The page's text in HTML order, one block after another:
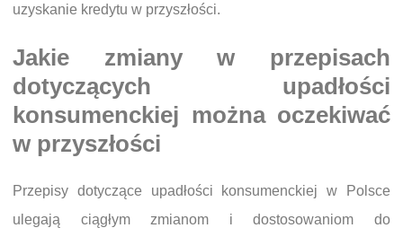
uzyskanie kredytu w przyszłości.
Jakie zmiany w przepisach
dotyczących upadłości
konsumenckiej można oczekiwać
w przyszłości
Przepisy dotyczące upadłości konsumenckiej w Polsce
ulegają ciągłym zmianom i dostosowaniom do